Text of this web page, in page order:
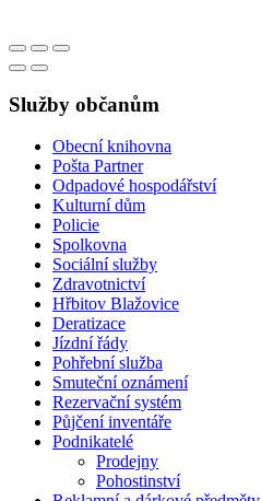
Služby občanům
Obecní knihovna
Pošta Partner
Odpadové hospodářství
Kulturní dům
Policie
Spolkovna
Sociální služby
Zdravotnictví
Hřbitov Blažovice
Deratizace
Jízdní řády
Pohřební služba
Smuteční oznámení
Rezervační systém
Půjčení inventáře
Podnikatelé
Prodejny
Pohostinství